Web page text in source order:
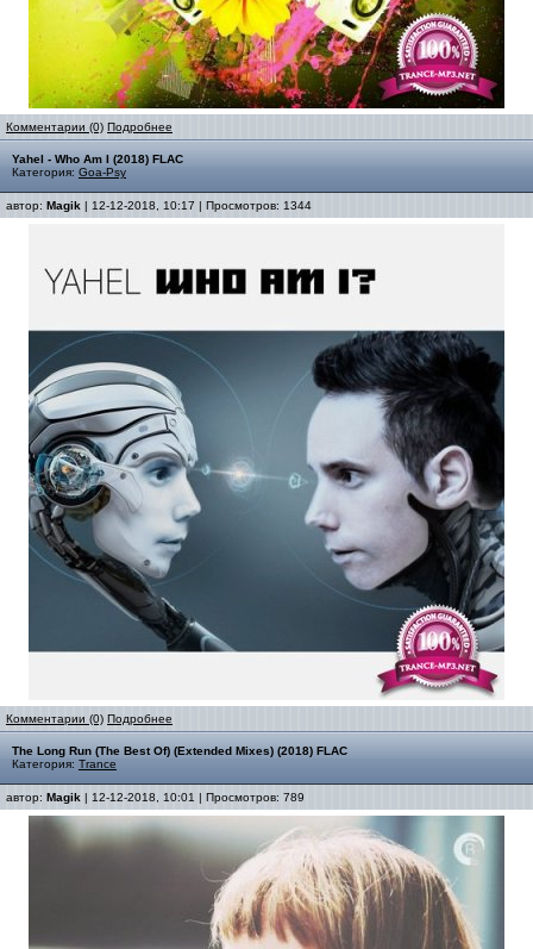
Комментарии (0) Подробнее
Yahel - Who Am I (2018) FLAC
Категория: Goa-Psy
автор: Magik | 12-12-2018, 10:17 | Просмотров: 1344
Комментарии (0) Подробнее
The Long Run (The Best Of) (Extended Mixes) (2018) FLAC
Категория: Trance
автор: Magik | 12-12-2018, 10:01 | Просмотров: 789